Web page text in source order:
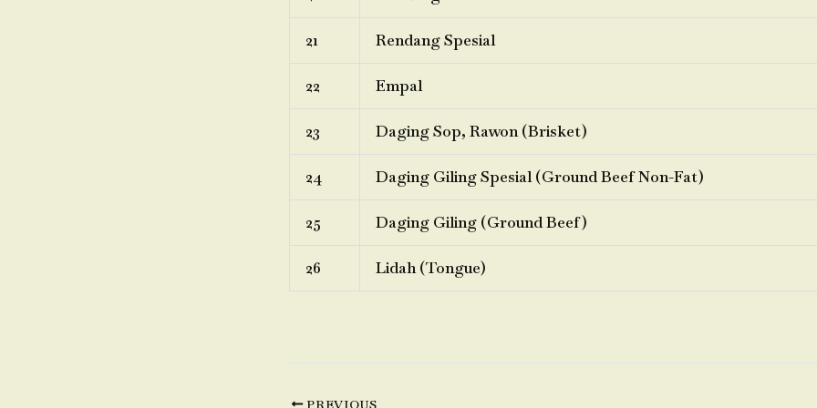
21 Rendang Spesial
22 Empal
23 Daging Sop, Rawon (Brisket)
24 Daging Giling Spesial (Ground Beef Non-Fat)
25 Daging Giling (Ground Beef)
26 Lidah (Tongue)
PREVIOUS